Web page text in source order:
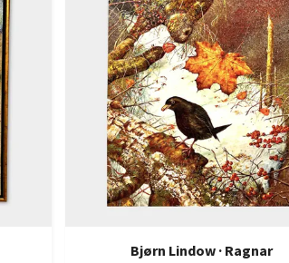
Bjørn Lindow · Ragnar